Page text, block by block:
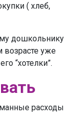
( хлеб,
дошкольнику
возрасте уже
“хотелки”.